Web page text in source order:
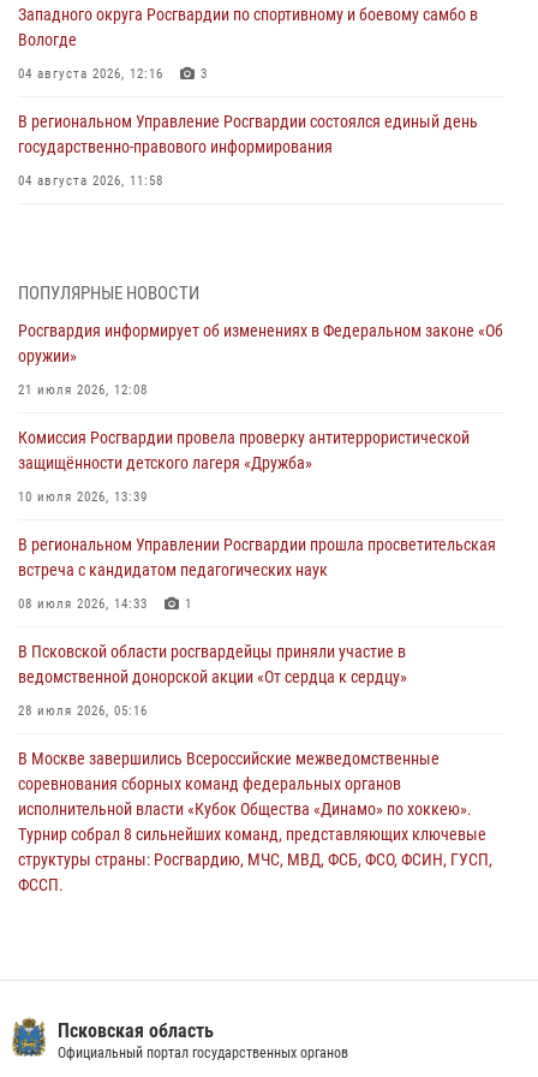
Западного округа Росгвардии по спортивному и боевому самбо в
Вологде
04 августа 2026, 12:16 3
В региональном Управление Росгвардии состоялся единый день
государственно-правового информирования
04 августа 2026, 11:58
03 августа 2026, 17:21
21 единицу оружия изъяли Псковские росгвардейцы за неделю
03 августа 2026, 14:10
безопасности во время празднования Дня ВДВ
02 августа 2026, 13:28
улицу Труда
31 июля 2026, 13:53
Всероссийского конкурса профессионального мастерства среди
сотрудников вневедомственной охраны Росгвардии, Псковские
Росгвардейцы одержали победу
ПОПУЛЯРНЫЕ НОВОСТИ
Росгвардия информирует об изменениях в Федеральном законе «Об
оружии»
21 июля 2026, 12:08
Комиссия Росгвардии провела проверку антитеррористической
защищённости детского лагеря «Дружба»
10 июля 2026, 13:39
В региональном Управлении Росгвардии прошла просветительская
встреча с кандидатом педагогических наук
08 июля 2026, 14:33 1
В Псковской области росгвардейцы приняли участие в
ведомственной донорской акции «От сердца к сердцу»
28 июля 2026, 05:16
В Москве завершились Всероссийские межведомственные
соревнования сборных команд федеральных органов
исполнительной власти «Кубок Общества «Динамо» по хоккею».
Турнир собрал 8 сильнейших команд, представляющих ключевые
структуры страны: Росгвардию, МЧС, МВД, ФСБ, ФСО, ФСИН, ГУСП,
ФССП.
24 июля 2026, 13:59 1
Псковская область
Официальный портал государственных органов